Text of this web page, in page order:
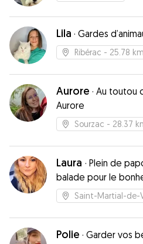
Lila · Gardes
Ribérac - 25.78 km
Aurore · Au toutou
Aurore
Sourzac - 28.37
Laura · Plein de
balade pour le
mondeSaint-Martial-de-
Polie · Garder vos